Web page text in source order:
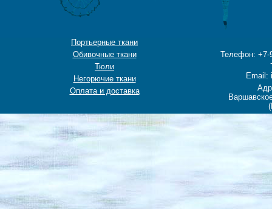
Портьерные ткани
Обивочные ткани
Тюли
Негорючие ткани
Оплата и доставка
Телефон: +7-
Email: